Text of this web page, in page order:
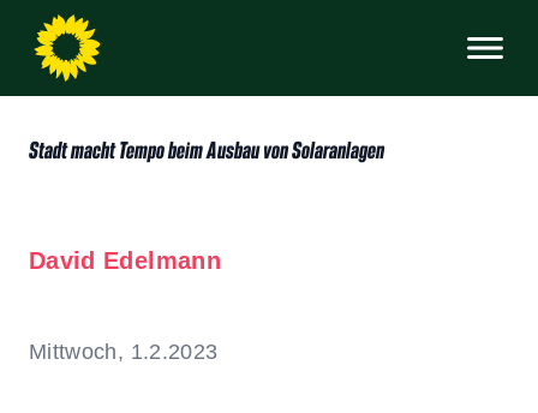
Stadt macht Tempo beim Ausbau von Solaranlagen
David Edelmann
Mittwoch, 1.2.2023